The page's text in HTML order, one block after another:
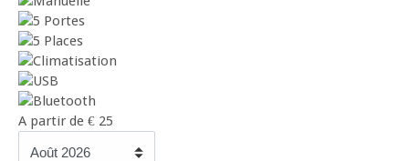
A partir de € 25